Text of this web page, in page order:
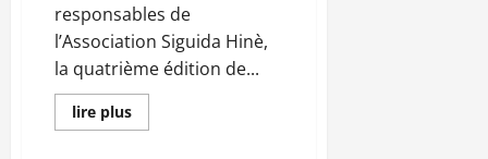
responsables de
l’Association Siguida Hinè,
la quatrième édition de...
lire plusEn
savoir